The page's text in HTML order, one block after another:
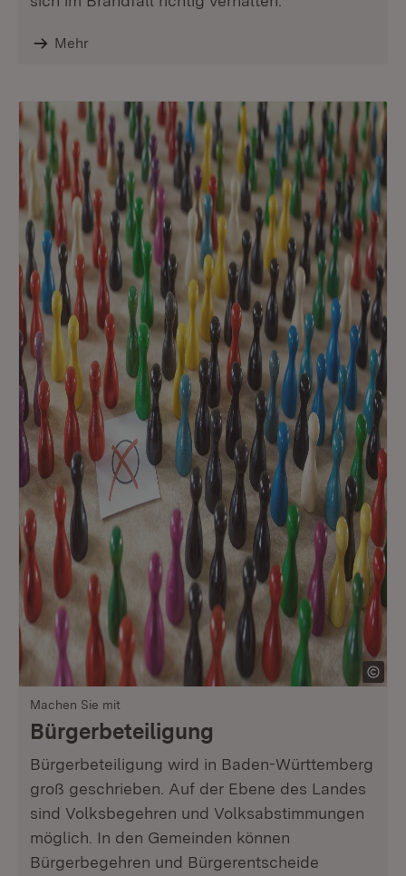
Mehr
Machen Sie mit
Bürgerbeteiligung
Bürgerbeteiligung wird in Baden-Württemberg
groß geschrieben. Auf der Ebene des Landes
sind Volksbegehren und Volksabstimmungen
möglich. In den Gemeinden können
Bürgerbegehren und Bürgerentscheide